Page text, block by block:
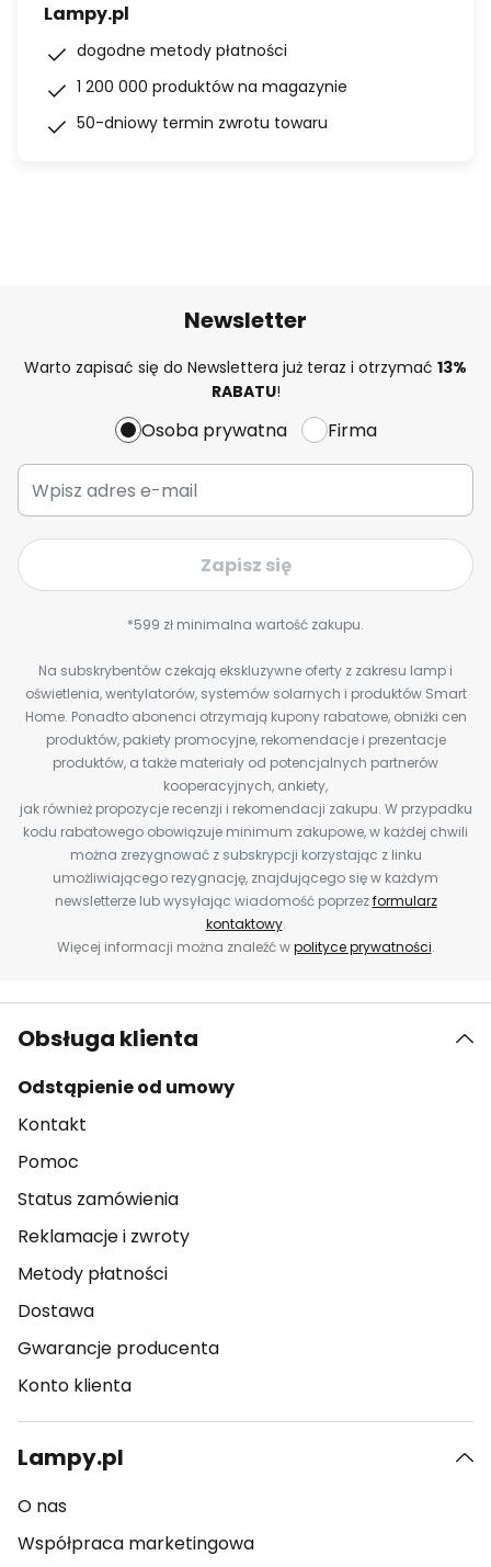
Lampy.pl
dogodne metody płatności
1 200 000 produktów na magazynie
50-dniowy termin zwrotu towaru
Newsletter
Warto zapisać się do Newslettera już teraz i otrzymać 13%
RABATU!
Osoba prywatna Firma
Zapisz się
*599 zł minimalna wartość zakupu.
Na subskrybentów czekają ekskluzywne oferty z zakresu lamp i
oświetlenia, wentylatorów, systemów solarnych i produktów Smart
Home. Ponadto abonenci otrzymają kupony rabatowe, obniżki cen
produktów, pakiety promocyjne, rekomendacje i prezentacje
produktów, a także materiały od potencjalnych partnerów
kooperacyjnych, ankiety,
jak również propozycje recenzji i rekomendacji zakupu. W przypadku
kodu rabatowego obowiązuje minimum zakupowe, w każdej chwili
można zrezygnować z subskrypcji korzystając z linku
umożliwiającego rezygnację, znajdującego się w każdym
newsletterze lub wysyłając wiadomość poprzezformularz
kontaktowy.
Więcej informacji można znaleźć wpolityce prywatności.
Obsługa klienta
Odstąpienie od umowy
Kontakt
Pomoc
Status zamówienia
Reklamacje i zwroty
Metody płatności
Dostawa
Gwarancje producenta
Konto klienta
Lampy.pl
O nas
Współpraca marketingowa